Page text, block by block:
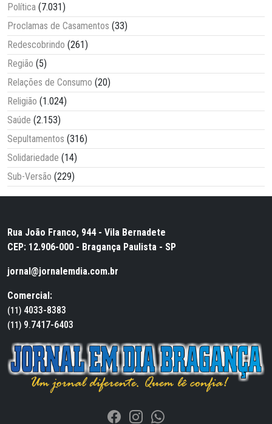
Política (7.031)
Proclamas de Casamentos (33)
Redescobrindo (261)
Região (5)
Relações de Consumo (20)
Religião (1.024)
Saúde (2.153)
Sepultamentos (316)
Solidariedade (14)
Sub-Versão (229)
Rua João Franco, 944 - Vila Bernadete
CEP: 12.906-000 - Bragança Paulista - SP
jornal@jornalemdia.com.br
Comercial:
(11) 4033-8383
(11) 9.7417-6403